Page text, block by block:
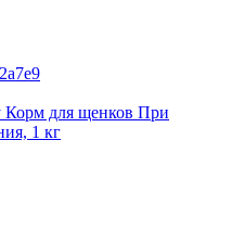
Корм для щенков При
1 кг